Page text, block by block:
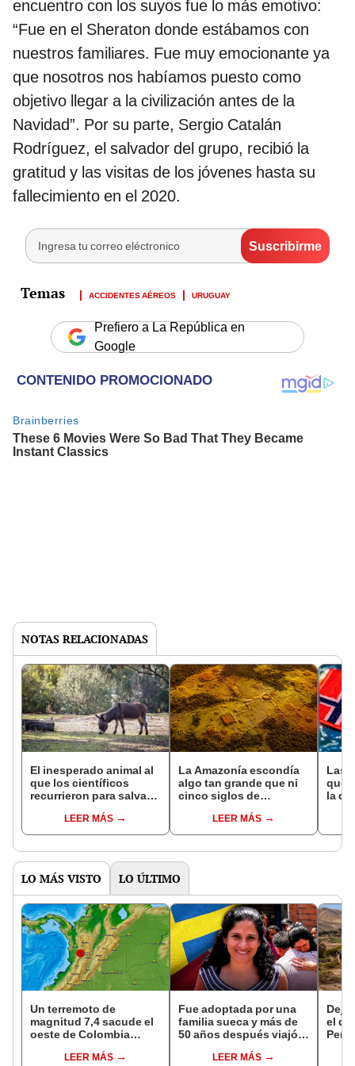
encuentro con los suyos fue lo más emotivo:
“Fue en el Sheraton donde estábamos con
nuestros familiares. Fue muy emocionante ya
que nosotros nos habíamos puesto como
objetivo llegar a la civilización antes de la
Navidad”. Por su parte, Sergio Catalán
Rodríguez, el salvador del grupo, recibió la
gratitud y las visitas de los jóvenes hasta su
fallecimiento en el 2020.
ACCIDENTES AÉREOS URUGUAY
Prefiero a La República en
Google
NOTAS RELACIONADAS
El inesperado animal al
que los científicos
recurrieron para salvar
reintroducción de un
asno salvaje está
en un paisaje con más
LEER MÁS
La Amazonía escondía
algo tan grande que ni
cinco siglos de
encontrarlo: el hallazgo
podría cambiar todo lo
pasado
LEER MÁS
Las
que
la de
LO MÁS VISTO LO ÚLTIMO
Un terremoto de
magnitud 7,4 sacude el
oeste de Colombia
según USGS
LEER MÁS
Fue adoptada por una
familia sueca y más de
50 años después viajó a
sus raíces: "Encontré
LEER MÁS
Dejó
el